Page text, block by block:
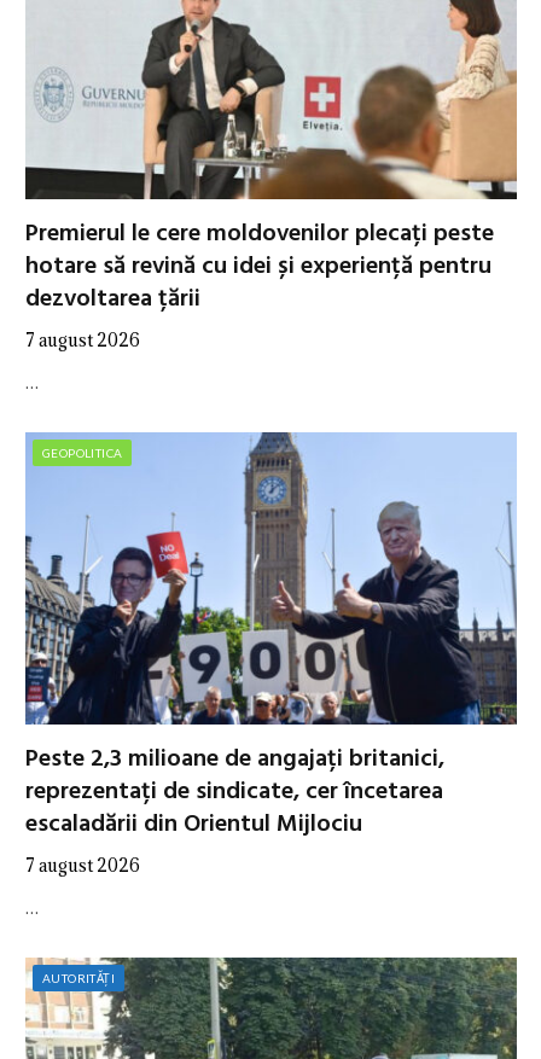
Premierul le cere moldovenilor plecați peste
hotare să revină cu idei și experiență pentru
dezvoltarea țării
7 august 2026
…
GEOPOLITICA
Peste 2,3 milioane de angajați britanici,
reprezentați de sindicate, cer încetarea
escaladării din Orientul Mijlociu
7 august 2026
…
AUTORITĂȚI